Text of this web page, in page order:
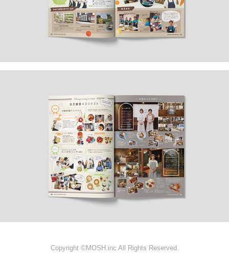
Copyright ©MOSH.inc All Rights Reserved.